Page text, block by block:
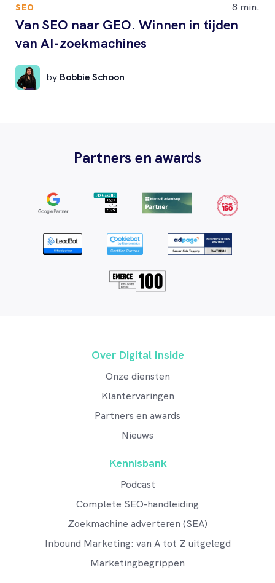
SEO 8 min.
Van SEO naar GEO. Winnen in tijden
van AI-zoekmachines
by Bobbie Schoon
Partners en awards
Over Digital Inside
Onze diensten
Klantervaringen
Partners en awards
Nieuws
Kennisbank
Podcast
Complete SEO-handleiding
Zoekmachine adverteren (SEA)
Inbound Marketing: van A tot Z uitgelegd
Marketingbegrippen